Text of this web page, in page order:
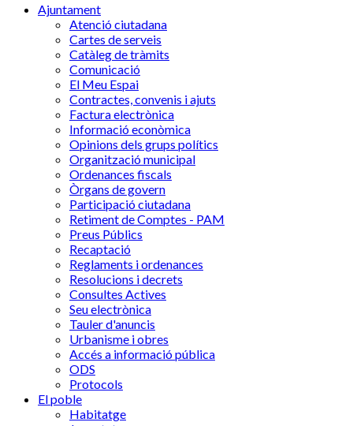
Ajuntament
Atenció ciutadana
Cartes de serveis
Catàleg de tràmits
Comunicació
El Meu Espai
Contractes, convenis i ajuts
Factura electrònica
Informació econòmica
Opinions dels grups polítics
Organització municipal
Ordenances fiscals
Òrgans de govern
Participació ciutadana
Retiment de Comptes - PAM
Preus Públics
Recaptació
Reglaments i ordenances
Resolucions i decrets
Consultes Actives
Seu electrònica
Tauler d'anuncis
Urbanisme i obres
Accés a informació pública
ODS
Protocols
El poble
Habitatge